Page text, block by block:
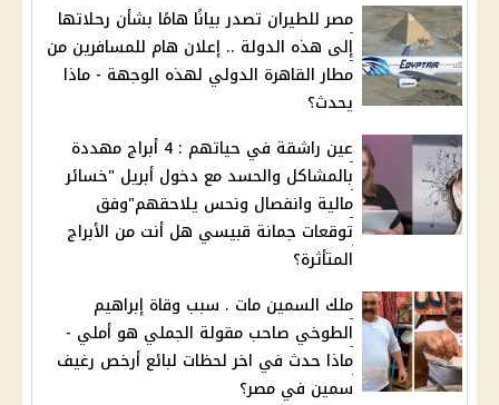
مصر للطيران تصدر بيانًا هامًا بشأن رحلاتها
إلى هذه الدولة .. إعلان هام للمسافرين من
مطار القاهرة الدولي لهذه الوجهة - ماذا
يحدث؟
عين راشقة في حياتهم : 4 أبراج مهددة
بالمشاكل والحسد مع دخول أبريل "خسائر
مالية وانفصال ونحس يلاحقهم"وفق
توقعات جمانة قبيسي هل أنت من الأبراج
المتأثرة؟
ملك السمين مات . سبب وقاة إبراهيم
الطوخي صاحب مقولة الجملي هو أملي -
ماذا حدث في اخر لحظات لبائع أرخص رغيف
سمين في مصر؟